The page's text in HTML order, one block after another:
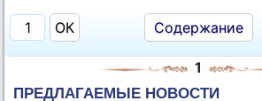
Содержание
1